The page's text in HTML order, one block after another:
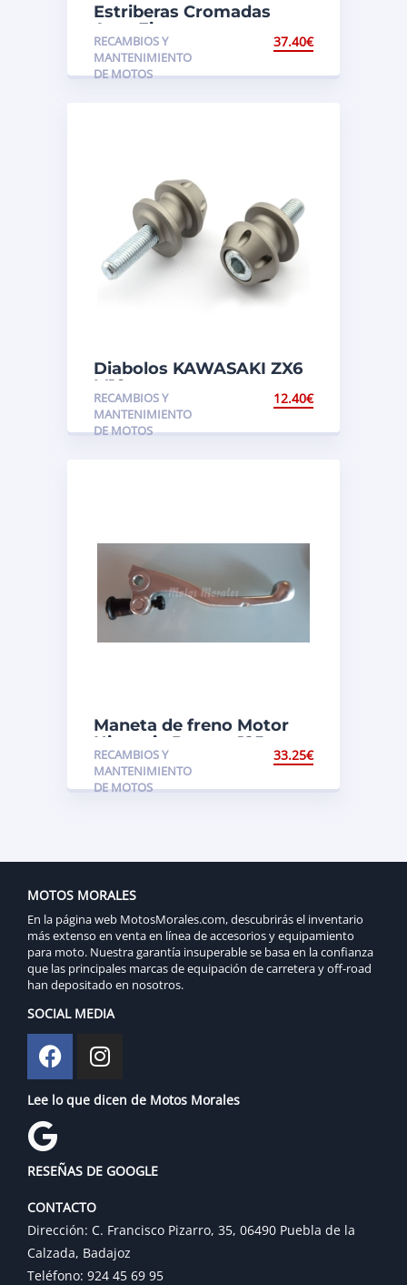
Estriberas Cromadas
Aros Finos
RECAMBIOS Y
MANTENIMIENTO
DE MOTOS
37.40€
Diabolos KAWASAKI ZX6
M10
RECAMBIOS Y
MANTENIMIENTO
DE MOTOS
12.40€
Maneta de freno Motor
Hispania Ranger 125
RECAMBIOS Y
MANTENIMIENTO
DE MOTOS
33.25€
MOTOS MORALES
En la página web MotosMorales.com, descubrirás el inventario
más extenso en venta en línea de accesorios y equipamiento
para moto. Nuestra garantía insuperable se basa en la confianza
que las principales marcas de equipación de carretera y off-road
han depositado en nosotros.
SOCIAL MEDIA
Lee lo que dicen de Motos Morales
RESEÑAS DE GOOGLE
CONTACTO
Dirección: C. Francisco Pizarro, 35, 06490 Puebla de la
Calzada, Badajoz
Teléfono: 924 45 69 95